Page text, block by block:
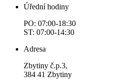
Úřední hodiny
PO: 07:00-18:30
ST: 07:00-14:30
Adresa
Zbytiny č.p.3,
384 41 Zbytiny